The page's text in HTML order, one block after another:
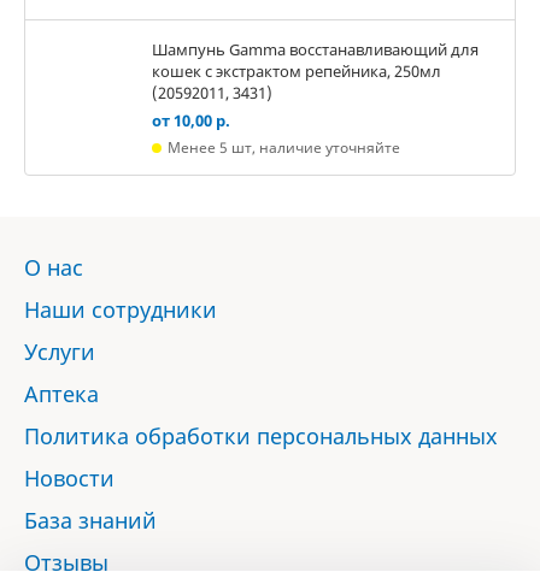
Шампунь Gamma восстанавливающий для
кошек с экстрактом репейника, 250мл
(20592011, 3431)
от 10,00 р.
Менее 5 шт, наличие уточняйте
О нас
Наши сотрудники
Услуги
Аптека
Политика обработки персональных данных
Новости
База знаний
Отзывы